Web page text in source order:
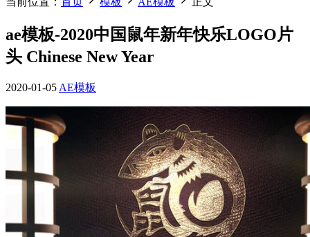
ae模板-2020中国鼠年新年快乐LOGO片
头 Chinese New Year
2020-01-05AE模板